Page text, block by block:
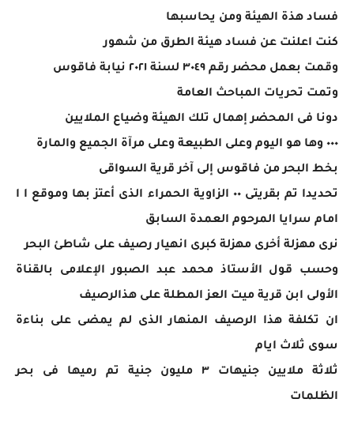
فساد هذة الهيئة ومن يحاسبها
كنت اعلنت عن فساد هيئة الطرق من شهور
وقمت بعمل محضر رقم ٣٠٤٩ لسنة ٢٠٢١ نيابة فاقوس
وتمت تحريات المباحث العامة
دونا فى المحضر إهمال تلك الهيئة وضياع الملايين
٠٠٠ وها هو اليوم وعلى الطبيعة وعلى مرآة الجميع والمارة
بخط البحر من فاقوس إلى آخر قرية السواقى
تحديدا تم بقريتى ٠٠ الزاوية الحمراء الذى أعتز بها وموقع ا ا
امام سرايا المرحوم العمدة السابق
نرى مهزلة أخرى مهزلة كبرى انهيار رصيف على شاطئ البحر
وحسب قول الأستاذ محمد عبد الصبور الإعلامى بالقناة
الأولى ابن قرية ميت العز المطلة على هذالرصيف
ان تكلفة هذا الرصيف المنهار الذى لم يمضى على بناءة
سوى ثلاث ايام
ثلاثة ملايين جنيهات ٣ مليون جنية تم رميها فى بحر
الظلمات